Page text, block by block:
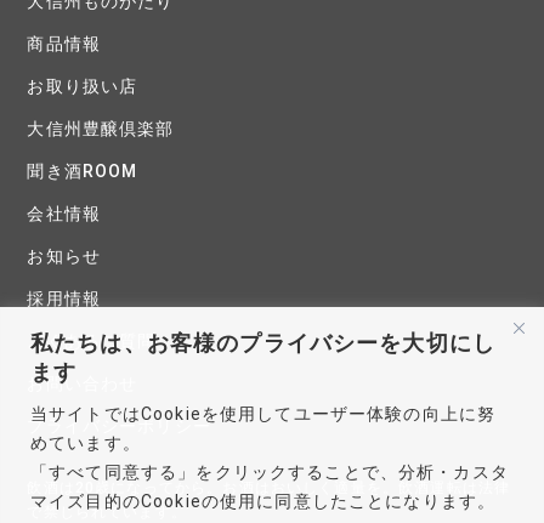
私たちは、お客様のプライバシーを大切にし
ます
当サイトではCookieを使用してユーザー体験の向上に努
めています。
「すべて同意する」をクリックすることで、分析・カスタ
マイズ目的のCookieの使用に同意したことになります。
商品情報
お取り扱い店
大信州豊醸倶楽部
聞き酒ROOM
会社情報
お知らせ
採用情報
よくあるご質問
お問い合わせ
プライバシーポリシー
で禁じられています。